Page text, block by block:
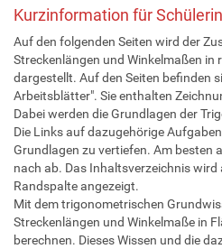
Kurzinformation für
Auf den folgenden Seiten wird der
Streckenlängen und Winkelmaßen in
dargestellt. Auf den Seiten befinden
Arbeitsblätter". Sie enthalten
Dabei werden die Grundlagen der
Die Links auf dazugehörige
Grundlagen zu vertiefen. Am besten
nach ab. Das Inhaltsverzeichnis wird
Randspalte angezeigt.
Mit dem trigonometrischen
Streckenlängen und Winkelmaße in
berechnen. Dieses Wissen und die